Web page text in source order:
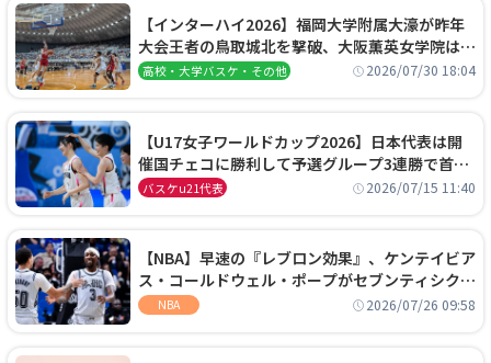
【インターハイ2026】福岡大学附属大濠が昨年
大会王者の鳥取城北を撃破、大阪薫英女学院は岐
阜女子に完勝、大会3日目試合結果
高校・大学バスケ・その他 2026/07/30 18:04
【U17女子ワールドカップ2026】日本代表は開
催国チェコに勝利して予選グループ3連勝で首位
通過！準々決勝の相手はエジプトに決定
バスケu21代表 2026/07/15 11:40
【NBA】早速の『レブロン効果』、ケンテイビア
ス・コールドウェル・ポープがセブンティシクサ
ーズに1年契約で加入
NBA 2026/07/26 09:58